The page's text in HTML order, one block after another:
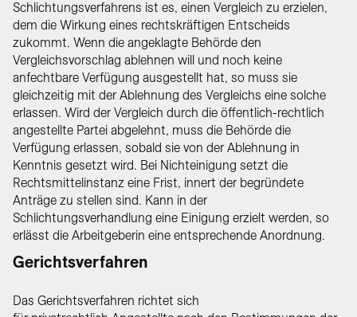
Schlichtungsverfahrens ist es, einen Vergleich zu erzielen,
dem die Wirkung eines rechtskräftigen Entscheids
zukommt. Wenn die angeklagte Behörde den
Vergleichsvorschlag ablehnen will und noch keine
anfechtbare Verfügung ausgestellt hat, so muss sie
gleichzeitig mit der Ablehnung des Vergleichs eine solche
erlassen. Wird der Vergleich durch die öffentlich-rechtlich
angestellte Partei abgelehnt, muss die Behörde die
Verfügung erlassen, sobald sie von der Ablehnung in
Kenntnis gesetzt wird. Bei Nichteinigung setzt die
Rechtsmittelinstanz eine Frist, innert der begründete
Anträge zu stellen sind. Kann in der
Schlichtungsverhandlung eine Einigung erzielt werden, so
erlässt die Arbeitgeberin eine entsprechende Anordnung.
Gerichtsverfahren
Das Gerichtsverfahren richtet sich